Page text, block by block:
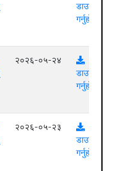
डाउनलोड
गर्नुहोस्
२०२६-०५-२४
डाउनलोड
गर्नुहोस्
२०२६-०५-२३
डाउनलोड
गर्नुहोस्